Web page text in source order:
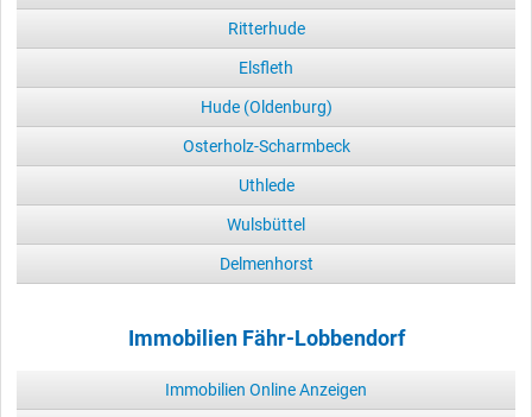
Ritterhude
Elsfleth
Hude (Oldenburg)
Osterholz-Scharmbeck
Uthlede
Wulsbüttel
Delmenhorst
Immobilien Fähr-Lobbendorf
Immobilien Online Anzeigen